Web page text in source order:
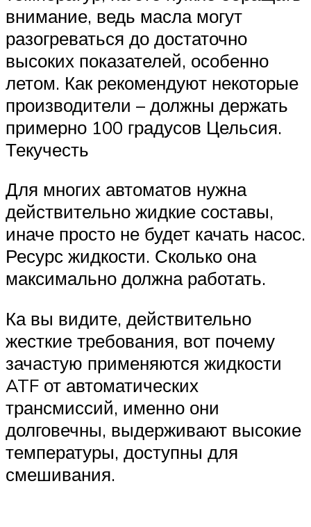
внимание, ведь масла могут
разогреваться до достаточно
высоких показателей, особенно
летом. Как рекомендуют некоторые
производители – должны держать
примерно 100 градусов Цельсия.
Текучесть
Для многих автоматов нужна
действительно жидкие составы,
иначе просто не будет качать насос.
Ресурс жидкости. Сколько она
максимально должна работать.
Ка вы видите, действительно
жесткие требования, вот почему
зачастую применяются жидкости
ATF от автоматических
трансмиссий, именно они
долговечны, выдерживают высокие
температуры, доступны для
смешивания.